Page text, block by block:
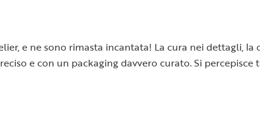
e ne sono rimasta incantata! La cura nei dettagli,
e con un packaging davvero curato. Si